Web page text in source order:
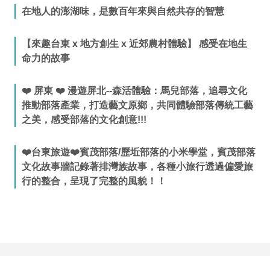
在地人的澎湖味，是數百年來與自然共存的智慧
【來趣台東 x 地方創生 x 近郊農村體驗】 感受在地生
命力的故事
❤️ 屏東 ❤️ 漫遊屏北--森活體驗：馬兒部落，追尋文化
推動部落產業，打造藝文原鄉，共同體驗部落傳統工藝
之美，感受部落的文化創意!!!
❤️台東旅遊❤️賓茂部落/歷坵部落的小米學堂，賓茂部落
文化故事牆記錄著排灣族故事，各種小旅行透過偏愛旅
行的整合，呈現了完整的風貌！！